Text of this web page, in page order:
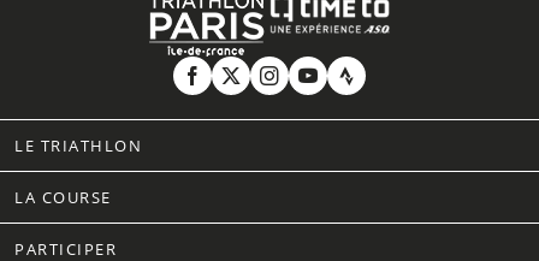
LE TRIATHLON
LA COURSE
PARTICIPER